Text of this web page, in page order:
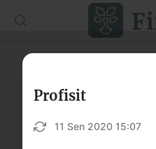
Maqolalar
O‘quv qo‘llanmalar
Lug‘at
Profisit
11 Sen 2020 15:07